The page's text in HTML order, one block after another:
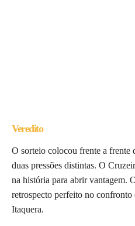
Veredito
O sorteio colocou frente a frente
duas pressões distintas. O
na história para abrir vantagem.
retrospecto perfeito no confronto
Itaquera.